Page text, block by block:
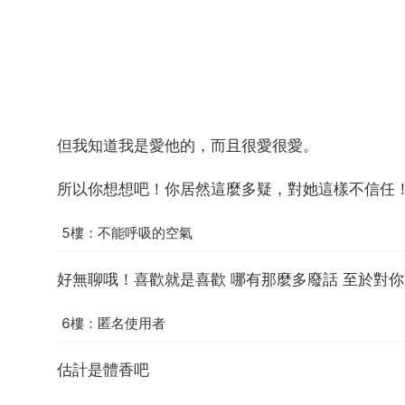
但我知道我是愛他的，而且很愛很愛。
所以你想想吧！你居然這麼多疑，對她這樣不信任！
5樓：不能呼吸的空氣
好無聊哦！喜歡就是喜歡 哪有那麼多廢話 至於對
6樓：匿名使用者
估計是體香吧